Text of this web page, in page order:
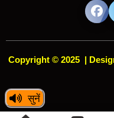
सुनें
Copyright © 2025 |